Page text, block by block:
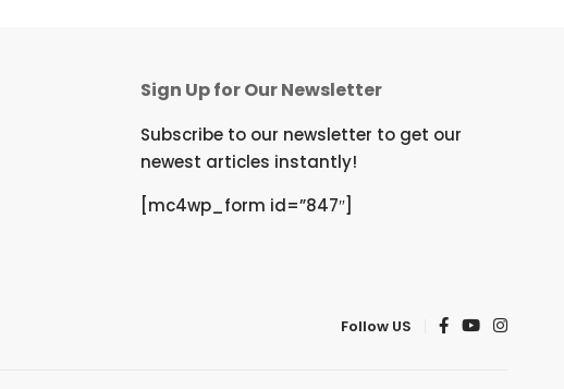
Sign Up for Our Newsletter
Subscribe to our newsletter to get our
newest articles instantly!
[mc4wp_form id=”847″]
Follow US